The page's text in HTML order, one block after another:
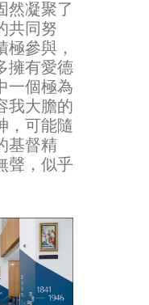
然凝聚了
共同努
參與，
擁有愛德
一個極為
我大膽的
，可能隨
基督精
聲，似乎